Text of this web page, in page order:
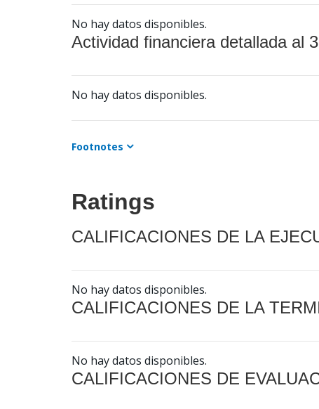
No hay datos disponibles.
Actividad financiera detallada al
No hay datos disponibles.
Footnotes
Ratings
CALIFICACIONES DE LA
No hay datos disponibles.
CALIFICACIONES DE LA
No hay datos disponibles.
CALIFICACIONES DE